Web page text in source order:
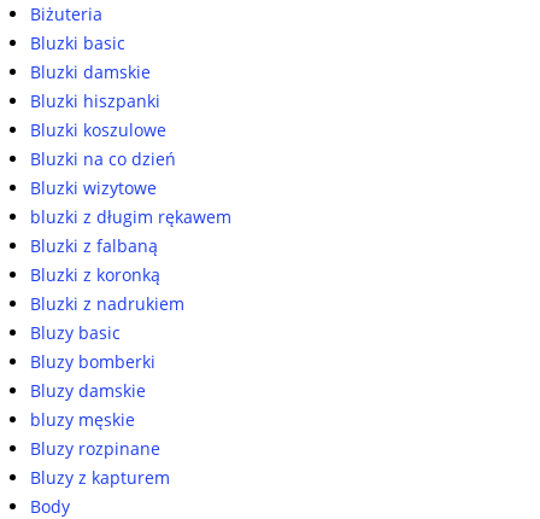
Biżuteria
Bluzki basic
Bluzki damskie
Bluzki hiszpanki
Bluzki koszulowe
Bluzki na co dzień
Bluzki wizytowe
bluzki z długim rękawem
Bluzki z falbaną
Bluzki z koronką
Bluzki z nadrukiem
Bluzy basic
Bluzy bomberki
Bluzy damskie
bluzy męskie
Bluzy rozpinane
Bluzy z kapturem
Body